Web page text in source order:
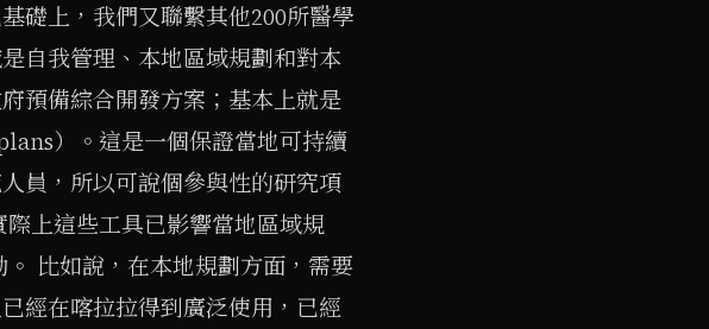
礎上，我們又聯繫其他200所醫學
自我管理、本地區域規劃和對本
預備綜合開發方案；基本上就是
）。這是一個保證當地可持續
員，所以可說個參與性的研究項
上這些工具已影響當地區域規
比如說，在本地規劃方面，需要
經在喀拉拉得到廣泛使用，已經